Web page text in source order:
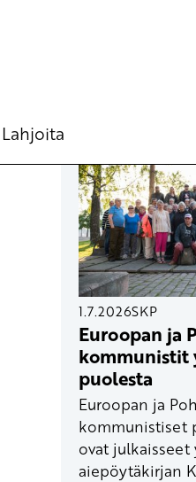
Lahjoita
1.7.2026SKP
Euroopan ja
kommunistit
puolesta
Euroopan ja
kommunistiset
ovat julkaisseet
aiepöytäkirjan